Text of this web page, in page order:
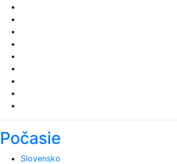
Počasie
Slovensko